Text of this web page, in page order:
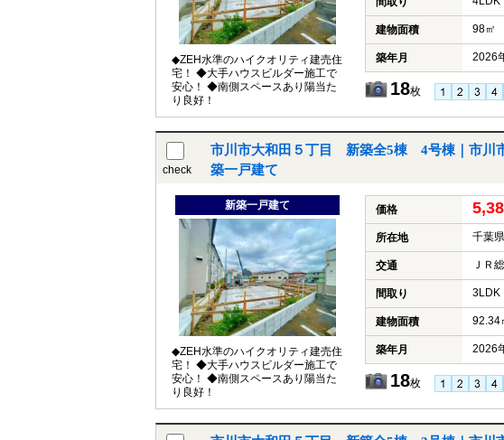
◆ZEH水準のハイクオリティ建売住
宅！ ◆大手ハウスビルダー施工で
安心！ ◆南側スペースあり陽当た
り良好！
建物面積 98㎡
築年月 2026
18枚
check
市川市大和田５丁目 新築全5棟 4号棟｜市川
築一戸建て
新築一戸建て
◆ZEH水準のハイクオリティ建売住
宅！ ◆大手ハウスビルダー施工で
安心！ ◆南側スペースあり陽当た
り良好！
価格
所在地 千葉
交通 ＪＲ
間取り 3LDK
建物面積 92.34
築年月 2026
18枚